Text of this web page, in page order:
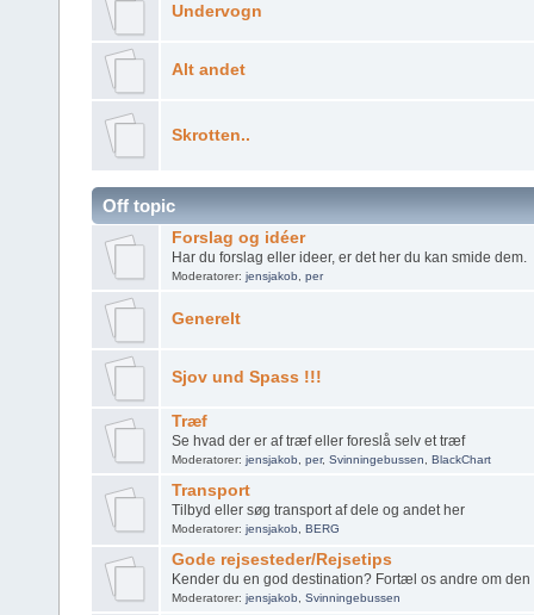
Undervogn
Alt andet
Skrotten..
Off topic
Forslag og idéer
Har du forslag eller ideer, er det her du kan smide dem.
Moderatorer: jensjakob per
Generelt
Sjov und Spass !!!
Træf
Se hvad der er af træf eller foreslå selv et træf
Moderatorer: jensjakob per, Svinningebussen BlackChart
Transport
Tilbyd eller søg transport af dele og andet her
Moderatorer: jensjakob BERG
Gode rejsesteder/Rejsetips
Kender du en god destination? Fortæl os andre om den
Moderatorer: jensjakob Svinningebussen